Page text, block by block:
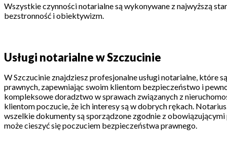
Wszystkie czynności notarialne są wykonywane z najwyższą
bezstronność i obiektywizm.
Usługi notarialne w Szczucinie
W Szczucinie znajdziesz profesjonalne usługi notarialne, które
prawnych, zapewniając swoim klientom bezpieczeństwo i
kompleksowe doradztwo w sprawach związanych z
klientom poczucie, że ich interesy są w dobrych rękach.
wszelkie dokumenty są sporządzone zgodnie z
może cieszyć się poczuciem bezpieczeństwa prawnego.